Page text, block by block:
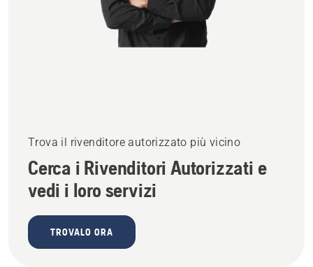
Trova il rivenditore autorizzato più vicino
Cerca i Rivenditori Autorizzati e
vedi i loro servizi
TROVALO ORA